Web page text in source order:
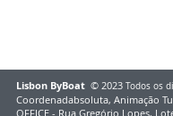
Lisbon ByBoat © 2023 Todos os
Coordenadabsoluta, Animação
OFFICE - Rua Gregório Lopes,